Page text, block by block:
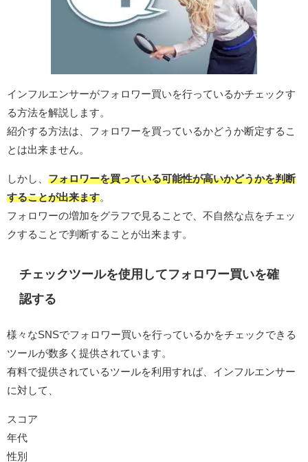
インフルエンサーがフォロワー買いを行っているかチェックす
る方法を解説します。
紹介する方法は、フォロワーを買っているかどうか断定するこ
とは出来ません。
しかし、 フォロワーを買っている可能性が高いかどうかを判断
することが出来ます。
フォロワーの増加をグラフで見ることで、不自然な点をチェッ
クすることで判断することが出来ます。
チェックツールを使用してフォロワー買いを確
認する
様々なSNSでフォロワー買いを行っているかをチェックできる
ツールが数多く提供されています。
有料で提供されているツールを利用すれば、インフルエンサー
に対して、
スコア
年代
性別